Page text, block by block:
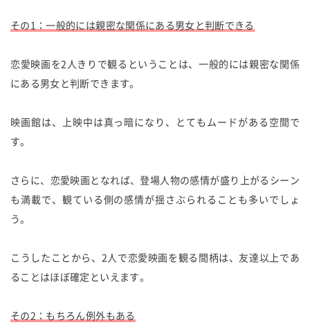
その1：一般的には親密な関係にある男女と判断できる
恋愛映画を2人きりで観るということは、一般的には親密な関係
にある男女と判断できます。
映画館は、上映中は真っ暗になり、とてもムードがある空間で
す。
さらに、恋愛映画となれば、登場人物の感情が盛り上がるシーン
も満載で、観ている側の感情が揺さぶられることも多いでしょ
う。
こうしたことから、2人で恋愛映画を観る間柄は、友達以上であ
ることはほぼ確定といえます。
その2：もちろん例外もある